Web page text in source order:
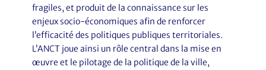
fragiles, et produit de la connaissance sur les
enjeux socio-économiques afin de renforcer
l’efficacité des politiques publiques territoriales.
L’ANCT joue ainsi un rôle central dans la mise en
œuvre et le pilotage de la politique de la ville,